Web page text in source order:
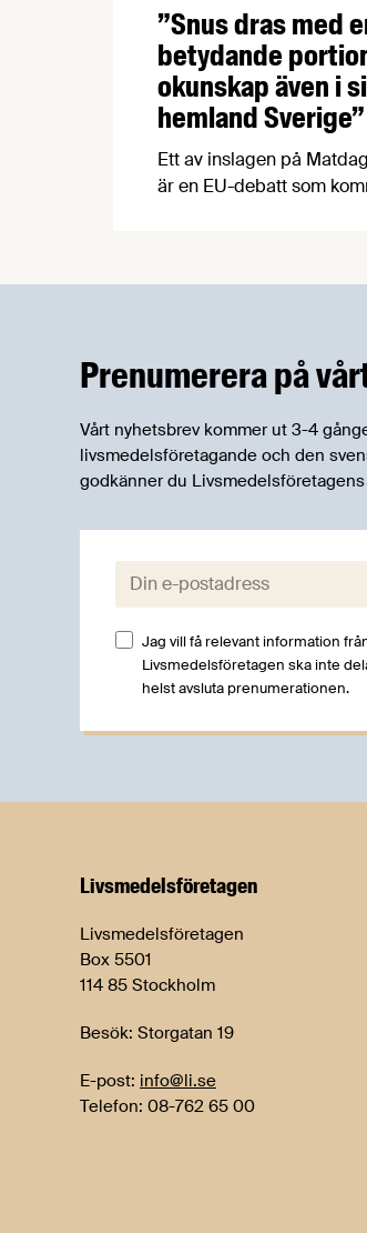
”Snus dras med
betydande
okunskap även i
hemland Sverige”
Ett av inslagen på
är en EU-debatt som
i år har han samma titel
EU:s snusförbud och
Prenumerera på
Vårt nyhetsbrev kommer ut 3-4
livsmedelsföretagande och den
godkänner du
E-post:
Jag vill få relevant information
Livsmedelsföretagen ska inte
helst avsluta prenumerationen.
Livsmedels­företagen
Livsmedelsföretagen
Box 5501
114 85 Stockholm
Besök: Storgatan 19
E-post: info@li.se
Telefon: 08-762 65 00